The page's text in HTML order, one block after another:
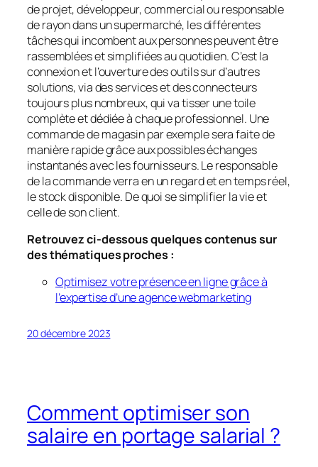
de projet, développeur, commercial ou responsable
de rayon dans un supermarché, les différentes
tâches qui incombent aux personnes peuvent être
rassemblées et simplifiées au quotidien. C’est la
connexion et l’ouverture des outils sur d’autres
solutions, via des services et des connecteurs
toujours plus nombreux, qui va tisser une toile
complète et dédiée à chaque professionnel. Une
commande de magasin par exemple sera faite de
manière rapide grâce aux possibles échanges
instantanés avec les fournisseurs. Le responsable
de la commande verra en un regard et en temps réel,
le stock disponible. De quoi se simplifier la vie et
celle de son client.
Retrouvez ci-dessous quelques contenus sur
des thématiques proches :
Optimisez votre présence en ligne grâce à
l’expertise d’une agence webmarketing
20 décembre 2023
Comment optimiser son
salaire en portage salarial ?